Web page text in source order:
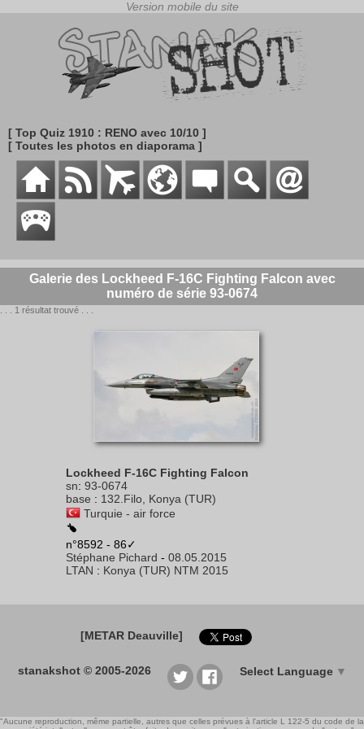
[ Top Quiz 1910 : RENO avec 10/10 ]
[ Toutes les photos en diaporama ]
Galerie des Lockheed F-16C Fighting Falcon avec
numéro de série 93-0674
. . . 1 résultat trouvé . . .
Lockheed F-16C Fighting Falcon
sn: 93-0674
base : 132.Filo, Konya (TUR)
Turquie - air force
n°8592 - 86✓
Stéphane Pichard - 08.05.2015
LTAN : Konya (TUR) NTM 2015
[METAR Deauville]
stanakshot © 2005-2026 Select Language ▼
"Aucune reproduction, même partielle, autres que celles prévues à l'article L 122-5 du code de la